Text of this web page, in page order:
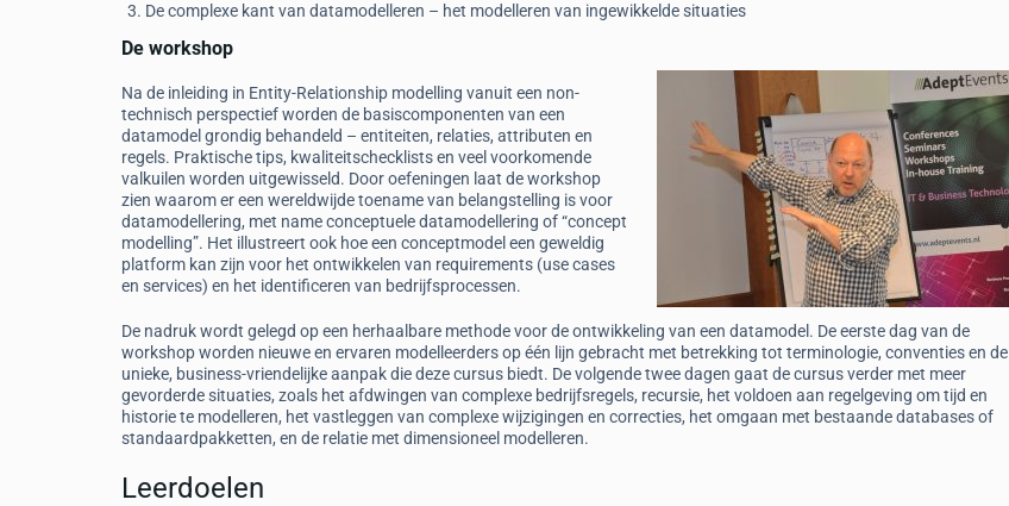
De complexe kant van datamodelleren – het modelleren van ingewikkelde situaties
De workshop
Na de inleiding in Entity-Relationship modelling vanuit een non-
technisch perspectief worden de basiscomponenten van een
datamodel grondig behandeld – entiteiten, relaties, attributen en
regels. Praktische tips, kwaliteitschecklists en veel voorkomende
valkuilen worden uitgewisseld. Door oefeningen laat de workshop
zien waarom er een wereldwijde toename van belangstelling is voor
datamodellering, met name conceptuele datamodellering of “concept
modelling”. Het illustreert ook hoe een conceptmodel een geweldig
platform kan zijn voor het ontwikkelen van requirements (use cases
en services) en het identificeren van bedrijfsprocessen.
De nadruk wordt gelegd op een herhaalbare methode voor de ontwikkeling van een datamodel. De eerste dag van de
workshop worden nieuwe en ervaren modelleerders op één lijn gebracht met betrekking tot terminologie, conventies en de
unieke, business-vriendelijke aanpak die deze cursus biedt. De volgende twee dagen gaat de cursus verder met meer
gevorderde situaties, zoals het afdwingen van complexe bedrijfsregels, recursie, het voldoen aan regelgeving om tijd en
historie te modelleren, het vastleggen van complexe wijzigingen en correcties, het omgaan met bestaande databases of
standaardpakketten, en de relatie met dimensioneel modelleren.
Leerdoelen